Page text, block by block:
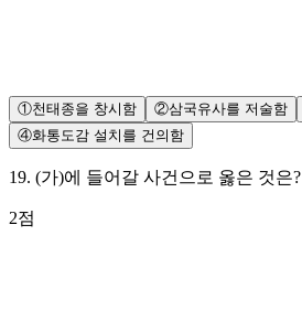
①천태종을 창시함 ②삼국유사를 저술함
④화통도감 설치를 건의함
19. (가)에 들어갈 사건으로 옳은 것은?
2점